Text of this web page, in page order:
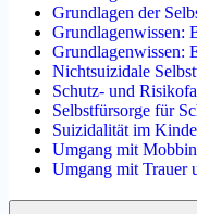
Grundlagen der
Grundlagenwissen:
Grundlagenwissen:
Nichtsuizidale
Schutz- und
Selbstfürsorge für
Suizidalität im
Umgang mit
Umgang mit Trauer